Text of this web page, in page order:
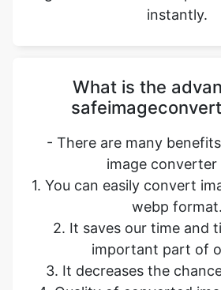
What is the
image converter
1. You can easily convert
webp format.
2. It saves our time and
important part of
3. It decreases the
4. Quality of converted
original file.
5. It is free, online tool.